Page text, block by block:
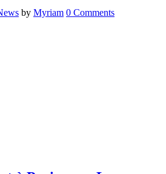
by Myriam 0 Comments